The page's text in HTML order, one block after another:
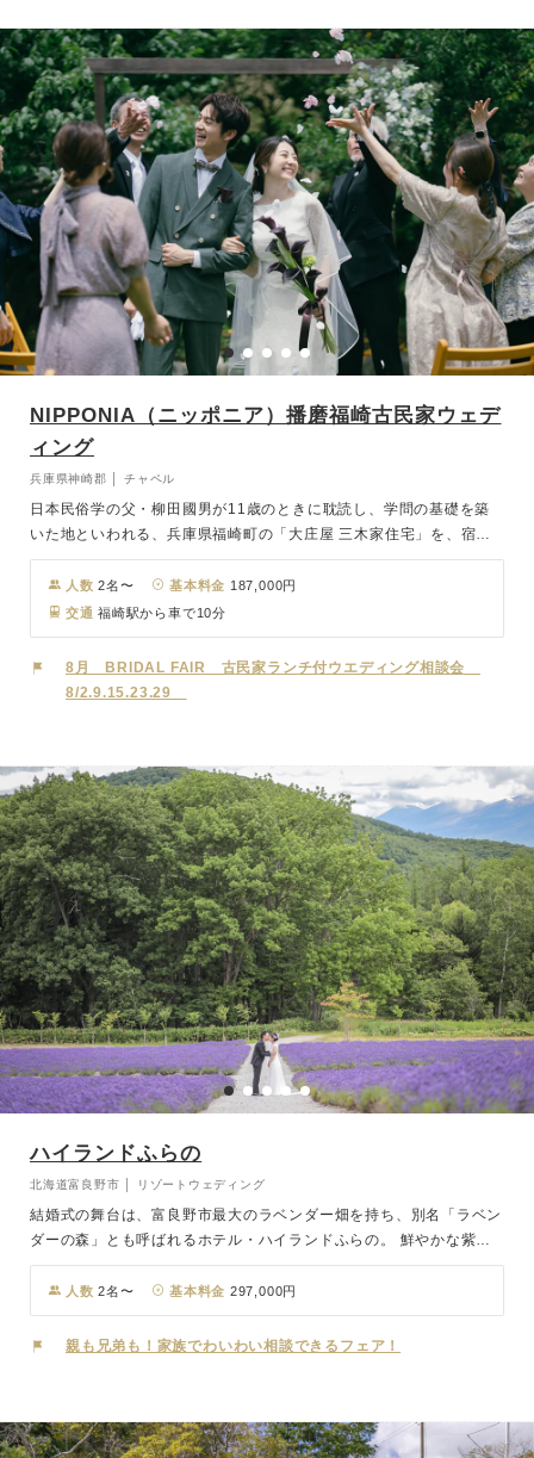
NIPPONIA（ニッポニア）播磨福崎古民家ウェデ
ィング
兵庫県神崎郡 │ チャペル
日本民俗学の父・柳田國男が11歳のときに耽読し、学問の基礎を築
いた地といわれる、兵庫県福崎町の「大庄屋 三木家住宅」を、宿
泊、レストラン、アートギャラリー、ウェディングなど体験できる複
合型ホテル 「NIPPONIA（ニッポニア） 播磨福崎 蔵書の館」として
2020年11月にOPEN。和装の場合は日本古来の純和風スタイルの挙
式が行われます。建築の歴史は古く築300年以上を誇り、県の指定重
要有形文化財にも指定されています。歴史ある貴重な古民家で、洋装
ではレトロな結婚式が、和装の場合は日本古来の純和風スタイルの結
人数 2名〜 基本料金 187,000円
交通 福崎駅から車で10分
8月 BRIDAL FAIR 古民家ランチ付ウエディング相談会
8/2.9.15.23.29
ハイランドふらの
北海道富良野市 │ リゾートウェディング
結婚式の舞台は、富良野市最大のラベンダー畑を持ち、別名「ラベン
ダーの森」とも呼ばれるホテル・ハイランドふらの。 鮮やかな紫色
が一面に広がる見事な景色は『ラベンダーの海』とも称され、見頃を
迎える7月中旬～下旬には多くの人々を魅了しています。 そんな色彩
豊かな大自然の中で誓うウェディングはまさに唯一無二の空間。自然
の息吹を全身に感じながらラベンダーの香りに包まれた特別なひと時
人数 2名〜 基本料金 297,000円
親も兄弟も！家族でわいわい相談できるフェア！